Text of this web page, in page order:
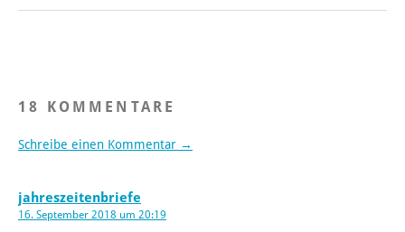
18 KOMMENTARE
Schreibe einen Kommentar →
jahreszeitenbriefe
16. September 2018 um 20:19